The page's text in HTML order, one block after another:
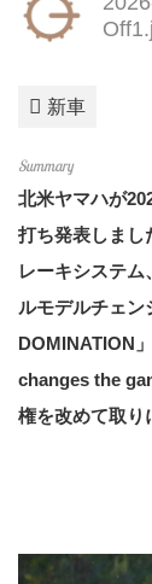
新車
北米ヤマハが
打ち発表しまし
レーキシステ
ルモデルチェン
DOMINATION
changes the
権を改めて取り